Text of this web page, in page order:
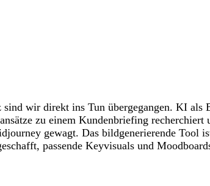
wir direkt ins Tun übergegangen. KI als
zu einem Kundenbriefing recherchiert
gewagt. Das bildgenerierende Tool
passende Keyvisuals und